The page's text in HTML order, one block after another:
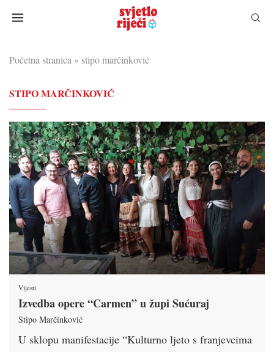
Početna stranica » stipo marčinković
STIPO MARČINKOVIĆ
Vijesti
Izvedba opere “Carmen” u župi Sućuraj
Stipo Marčinković
U sklopu manifestacije “Kulturno ljeto s franjevcima